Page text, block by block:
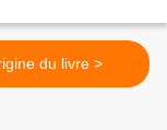
L'origine du livre >